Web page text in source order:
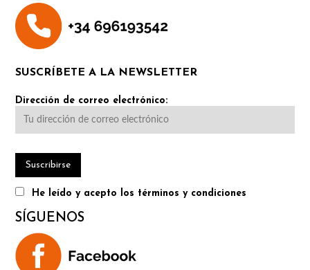
SUSCRÍBETE A LA NEWSLETTER
Dirección de correo electrónico:
He leído y acepto los términos y condiciones
SÍGUENOS